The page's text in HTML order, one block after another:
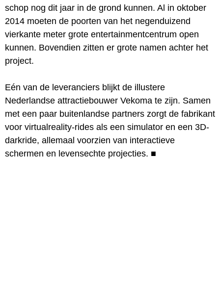
schop nog dit jaar in de grond kunnen. Al in oktober
2014 moeten de poorten van het negenduizend
vierkante meter grote entertainmentcentrum open
kunnen. Bovendien zitten er grote namen achter het
project.
Eén van de leveranciers blijkt de illustere
Nederlandse attractiebouwer Vekoma te zijn. Samen
met een paar buitenlandse partners zorgt de fabrikant
voor virtualreality-rides als een simulator en een 3D-
darkride, allemaal voorzien van interactieve
schermen en levensechte projecties. ■